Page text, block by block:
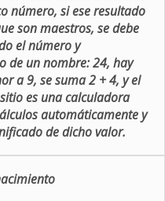
número, si ese resultado
son maestros, se debe
el número y
de un nombre: 24, hay
a 9, se suma 2 + 4, y el
es una calculadora
automáticamente y
de dicho valor.